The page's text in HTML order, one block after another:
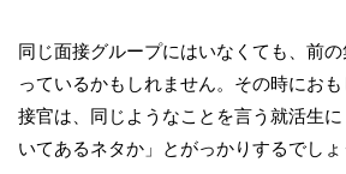
同じ面接グループにはいなくても、前
っているかもしれません。その時にお
接官は、同じようなことを言う就活生
いてあるネタか」とがっかりするでしょ